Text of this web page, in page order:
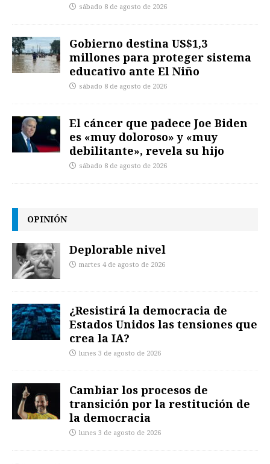
sábado 8 de agosto de 2026
Gobierno destina US$1,3
millones para proteger sistema
educativo ante El Niño
sábado 8 de agosto de 2026
El cáncer que padece Joe Biden
es «muy doloroso» y «muy
debilitante», revela su hijo
sábado 8 de agosto de 2026
OPINIÓN
Deplorable nivel
martes 4 de agosto de 2026
¿Resistirá la democracia de
Estados Unidos las tensiones que
crea la IA?
lunes 3 de agosto de 2026
Cambiar los procesos de
transición por la restitución de
la democracia
lunes 3 de agosto de 2026